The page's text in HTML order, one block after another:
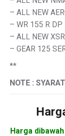
– ALL NEW
– WR 155 R
– ALL NEW
– GEAR 125
**
NOTE :
Harga